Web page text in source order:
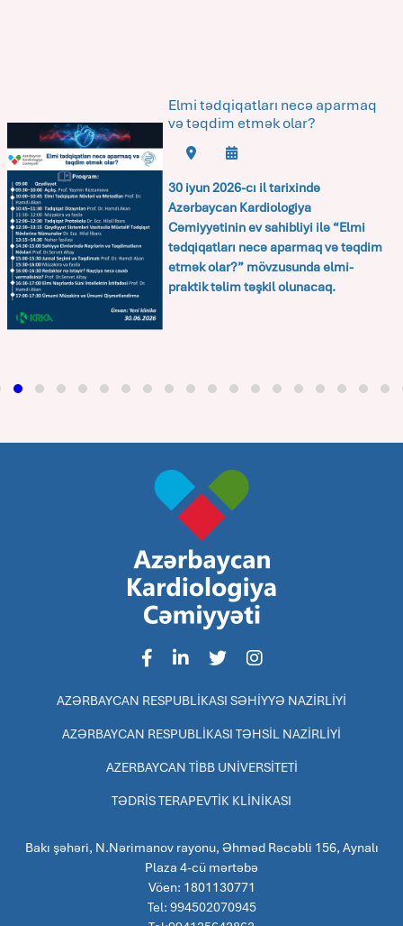
Elmi tədqiqatları necə aparmaq
və təqdim etmək olar?
30 iyun 2026-cı il tarixində
Azərbaycan Kardiologiya
Cəmiyyətinin ev sahibliyi ilə “Elmi
tədqiqatları necə aparmaq və təqdim
etmək olar?”mövzusunda elmi-
praktik təlim təşkil olunacaq.
AZƏRBAYCAN RESPUBLİKASI SƏHİYYƏ NAZİRLİYİ
AZƏRBAYCAN RESPUBLİKASI TƏHSİL NAZİRLİYİ
AZERBAYCAN TİBB UNİVERSİTETİ
TƏDRİS TERAPEVTİK KLİNİKASI
Bakı şəhəri, N.Nərimanov rayonu, Əhməd Rəcəbli 156, Aynalı
Plaza 4-cü mərtəbə
Vöen: 1801130771
Tel: 994502070945